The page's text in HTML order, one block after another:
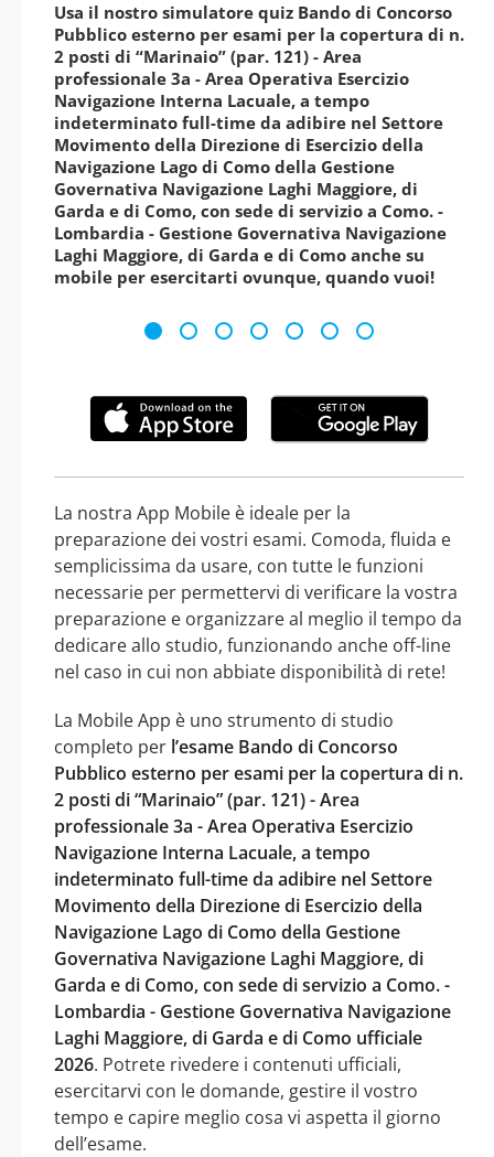
Usa il nostro simulatore quiz Bando di Concorso
Pubblico esterno per esami per la copertura di n.
2 posti di “Marinaio” (par. 121) - Area
professionale 3a - Area Operativa Esercizio
Navigazione Interna Lacuale, a tempo
indeterminato full-time da adibire nel Settore
Movimento della Direzione di Esercizio della
Navigazione Lago di Como della Gestione
Governativa Navigazione Laghi Maggiore, di
Garda e di Como, con sede di servizio a Como. -
Lombardia - Gestione Governativa Navigazione
Laghi Maggiore, di Garda e di Como anche su
mobile per esercitarti ovunque, quando vuoi!
La nostra App Mobile è ideale per la
preparazione dei vostri esami. Comoda, fluida e
semplicissima da usare, con tutte le funzioni
necessarie per permettervi di verificare la vostra
preparazione e organizzare al meglio il tempo da
dedicare allo studio, funzionando anche off-line
nel caso in cui non abbiate disponibilità di rete!
La Mobile App è uno strumento di studio
completo per l’esame Bando di Concorso
Pubblico esterno per esami per la copertura di n.
2 posti di “Marinaio” (par. 121) - Area
professionale 3a - Area Operativa Esercizio
Navigazione Interna Lacuale, a tempo
indeterminato full-time da adibire nel Settore
Movimento della Direzione di Esercizio della
Navigazione Lago di Como della Gestione
Governativa Navigazione Laghi Maggiore, di
Garda e di Como, con sede di servizio a Como. -
Lombardia - Gestione Governativa Navigazione
Laghi Maggiore, di Garda e di Como ufficiale
2026. Potrete rivedere i contenuti ufficiali,
esercitarvi con le domande, gestire il vostro
tempo e capire meglio cosa vi aspetta il giorno
dell’esame.